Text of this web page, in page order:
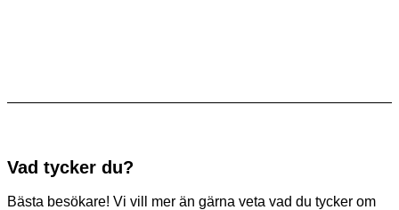
Vad tycker du?
Bästa besökare! Vi vill mer än gärna veta vad du tycker om